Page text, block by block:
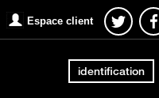
Espace client
identification